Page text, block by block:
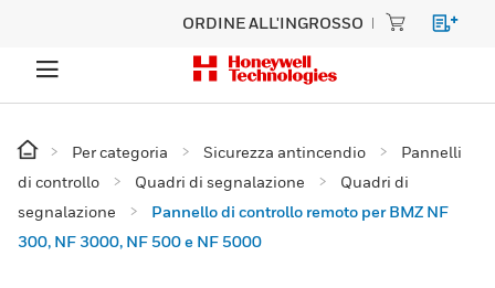
ORDINE ALL'INGROSSO
Per categoria Sicurezza antincendio
Pannelli
di controllo
Quadri di segnalazione
Quadri di
segnalazione
Pannello di controllo remoto per BMZ NF
300, NF 3000, NF 500 e NF 5000